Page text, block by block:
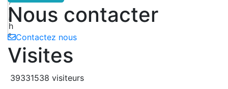
7
t
8
h
9
Nous contacter
Contactez nous
Visites
39331538 visiteurs